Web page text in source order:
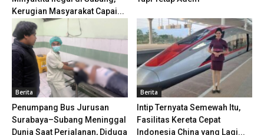
Kerugian Masyarakat Capai...
Berita
Penumpang Bus Jurusan
Surabaya–Subang Meninggal
Dunia Saat Perjalanan, Diduga
Berita
Intip Ternyata Semewah Itu,
Fasilitas Kereta Cepat
Indonesia China yang Lagi...